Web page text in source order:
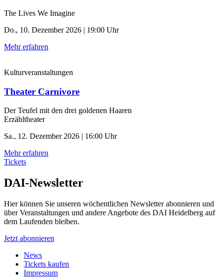
The Lives We Imagine
Do., 10. Dezember 2026 | 19:00 Uhr
Mehr erfahren
Kulturveranstaltungen
Theater Carnivore
Der Teufel mit den drei goldenen Haaren
Erzähltheater
Sa., 12. Dezember 2026 | 16:00 Uhr
Mehr erfahren
Tickets
DAI-Newsletter
Hier können Sie unseren wöchentlichen Newsletter abonnieren und
über Veranstaltungen und andere Angebote des DAI Heidelberg auf
dem Laufenden bleiben.
Jetzt abonnieren
News
Tickets kaufen
Impressum